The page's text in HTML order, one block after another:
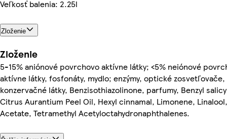
Veľkosť balenia: 2.25l
Zloženie
Zloženie
5-15% aniónové povrchovo aktívne látky; <5% neiónové
aktívne látky, fosfonáty, mydlo; enzýmy, optické zosvetľovače,
konzervačné látky, Benzisothiazolinone, parfumy, Benzyl
Citrus Aurantium Peel Oil, Hexyl cinnamal, Limonene,
Acetate, Tetramethyl Acetyloctahydronaphthalenes.